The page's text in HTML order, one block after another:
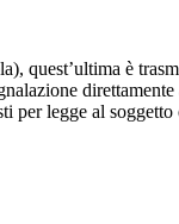
quest’ultima è
per legge al soggetto